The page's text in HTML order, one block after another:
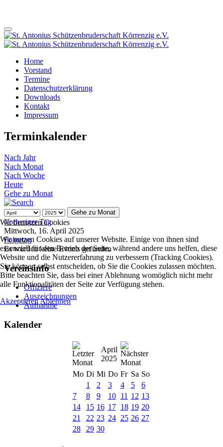
Home
Vorstand
Termine
Datenschutzerklärung
Downloads
Kontakt
Impressum
Terminkalender
Nach Jahr
Nach Monat
Nach Woche
Heute
Gehe zu Monat
Gehe zu Monat
Vorheriger Tag
Mittwoch, 16. April 2025
Folgetag
Es wurden keine Events gefunden
Vereinsinfo
Offiziere
Auszeichnungen
Aufnahme
Kalender
April
2025
Mo Di Mi Do Fr Sa So
1
2 3 4 5
6
7
8 9 10 11 12 13
14
15 16 17 18 19 20
21
22 23 24 25 26 27
28
29 30
Wir benutzen Cookies
Wir nutzen Cookies auf unserer Website. Einige von ihnen sind
essenziell für den Betrieb der Seite, während andere uns helfen, diese
Website und die Nutzererfahrung zu verbessern (Tracking Cookies).
Sie können selbst entscheiden, ob Sie die Cookies zulassen möchten.
Bitte beachten Sie, dass bei einer Ablehnung womöglich nicht mehr
alle Funktionalitäten der Seite zur Verfügung stehen.
AkzeptierenAblehnen